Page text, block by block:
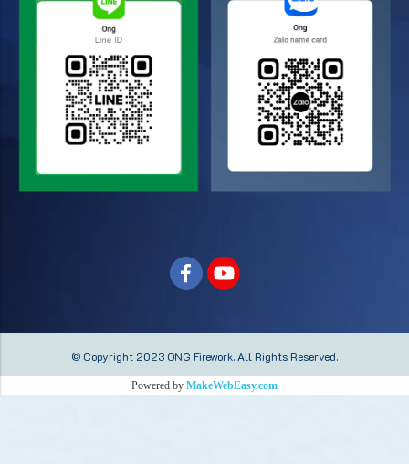
© Copyright 2023 ONG Firework.All Rights Reserved.
Powered by MakeWebEasy.com